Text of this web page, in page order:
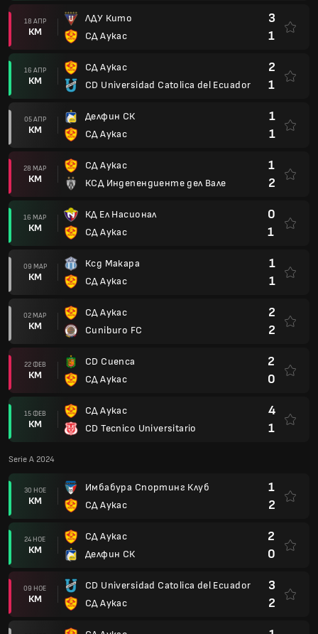
18 АПР
КМ
ЛДУ Кито
СД Аукас
3
1
16 АПР
КМ
СД Аукас
CD Universidad Catolica del Ecuador
2
1
05 АПР
КМ
Делфин СК
СД Аукас
1
1
28 МАР
КМ
СД Аукас
КСД Индепендиенте дел Вале
1
2
16 МАР
КМ
КД Ел Насионал
СД Аукас
0
1
09 МАР
КМ
Ксд Макара
СД Аукас
1
1
02 МАР
КМ
СД Аукас
Cuniburo FC
2
2
22 ФЕВ
КМ
CD Cuenca
СД Аукас
2
0
15 ФЕВ
КМ
СД Аукас
CD Tecnico Universitario
4
1
Serie A 2024
30 НОЕ
КМ
Имбабура Спортинг Клуб
СД Аукас
1
2
24 НОЕ
КМ
СД Аукас
Делфин СК
2
0
09 НОЕ
КМ
CD Universidad Catolica del Ecuador
СД Аукас
3
2